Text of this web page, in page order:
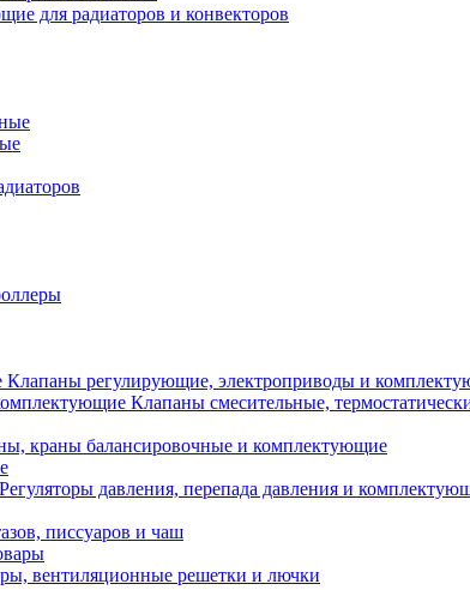
для радиаторов и конвекторов
Клапаны регулирующие, электроприводы и
Клапаны смесительные,
краны балансировочные и комплектующие
Регуляторы давления, перепада давления и
писсуаров и чаш
вентиляционные решетки и лючки